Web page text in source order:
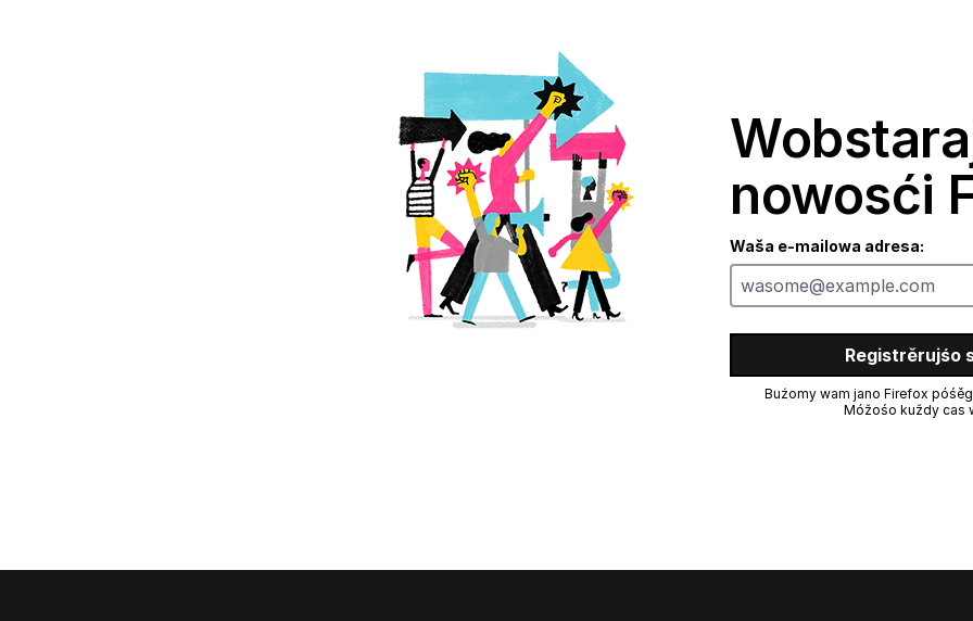
nowosći
Waša e-mailowa adresa:
Registrěrujśo
Buźomy wam jano Firefox
Móžośo kuždy cas